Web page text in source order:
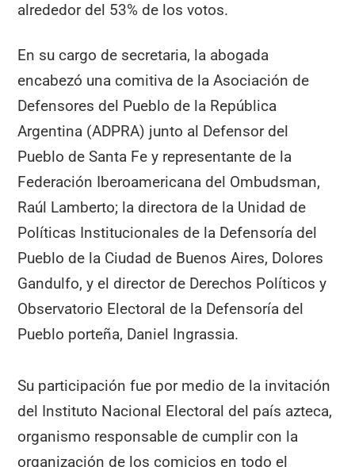
alrededor del 53% de los votos.
En su cargo de secretaria, la abogada
encabezó una comitiva de la Asociación de
Defensores del Pueblo de la República
Argentina (ADPRA) junto al Defensor del
Pueblo de Santa Fe y representante de la
Federación Iberoamericana del Ombudsman,
Raúl Lamberto; la directora de la Unidad de
Políticas Institucionales de la Defensoría del
Pueblo de la Ciudad de Buenos Aires, Dolores
Gandulfo, y el director de Derechos Políticos y
Observatorio Electoral de la Defensoría del
Pueblo porteña, Daniel Ingrassia.
Su participación fue por medio de la invitación
del Instituto Nacional Electoral del país azteca,
organismo responsable de cumplir con la
organización de los comicios en todo el